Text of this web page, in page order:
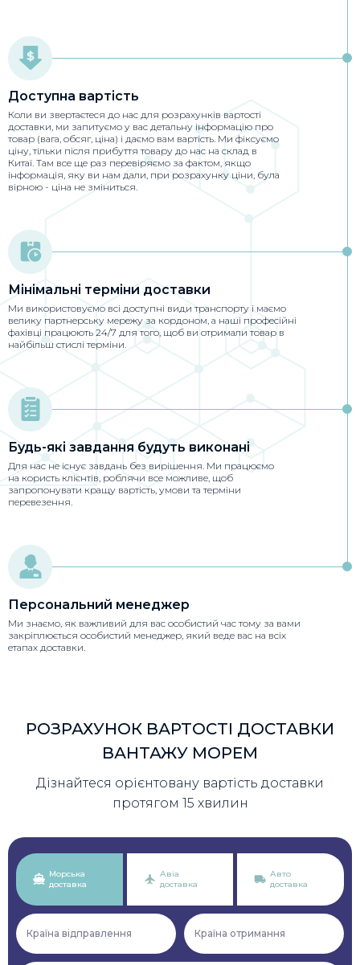
Доступна вартість
Коли ви звертаєтеся до нас для розрахунків вартості
доставки, ми запитуємо у вас детальну інформацію про
товар (вага, обсяг, ціна) і даємо вам вартість. Ми фіксуємо
ціну, тільки після прибуття товару до нас на склад в
Китаї. Там все ще раз перевіряємо за фактом, якщо
інформація, яку ви нам дали, при розрахунку ціни, була
вірною - ціна не зміниться.
Мінімальні терміни доставки
Ми використовуємо всі доступні види транспорту і маємо
велику партнерську мережу за кордоном, а наші професійні
фахівці працюють 24/7 для того, щоб ви отримали товар в
найбільш стислі терміни.
Будь-які завдання будуть виконані
Для нас не існує завдань без вирішення. Ми працюємо
на користь клієнтів, роблячи все можливе, щоб
запропонувати кращу вартість, умови та терміни
перевезення.
Персональний менеджер
Ми знаємо, як важливий для вас особистий час тому за вами
закріплюється особистий менеджер, який веде вас на всіх
етапах доставки.
РОЗРАХУНОК ВАРТОСТІ ДОСТАВКИ
ВАНТАЖУ МОРЕМ
Дізнайтеся орієнтовану вартість доставки
протягом 15 хвилин
Морська
доставка
Авіа
доставка
Авто
доставка